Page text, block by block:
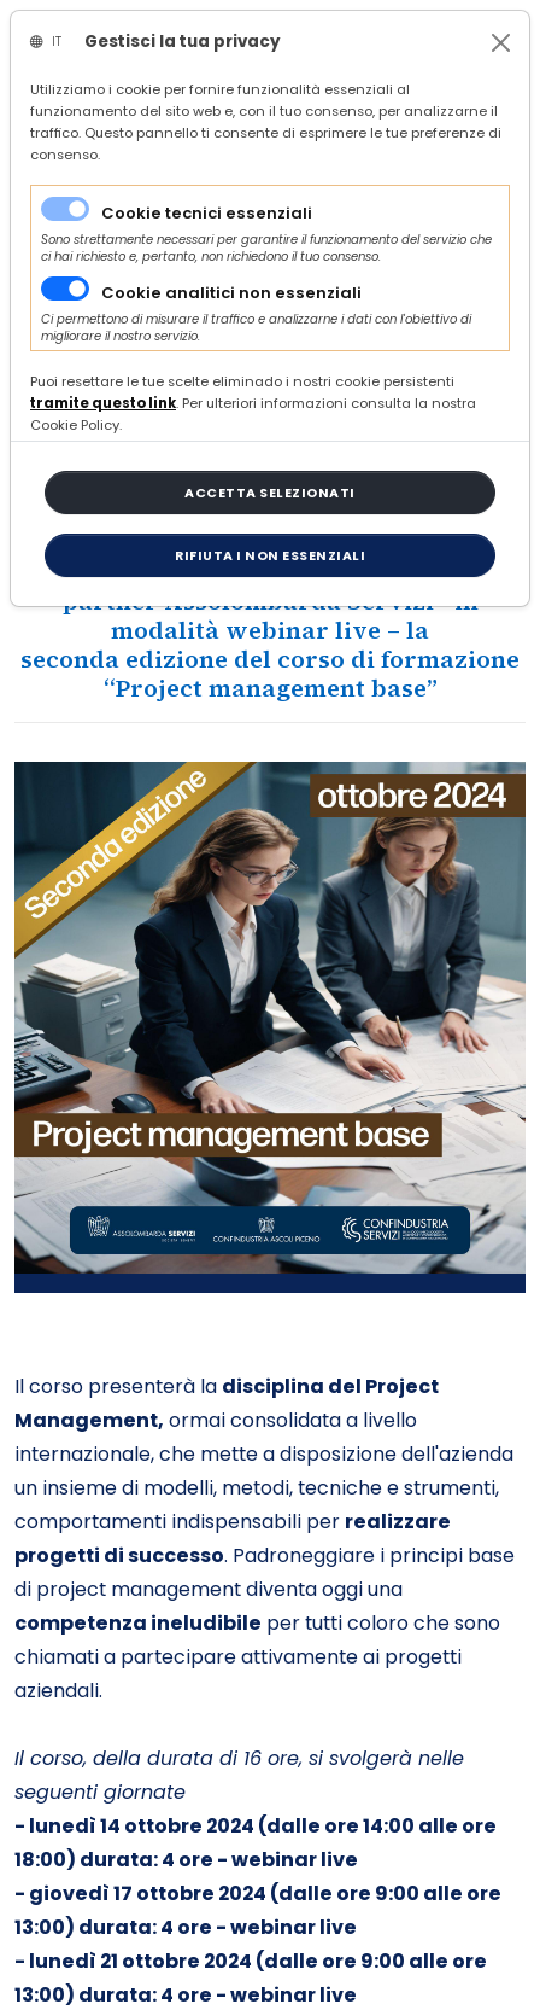
/ Confindustria Servizi
/ Servizi
/ Formazione
Corso di formazione “Project management base” - II edizione ottobre 2024
Di MariaSacconi
LUNEDÌ 16 SETTEMBRE 2024
Corso di formazione “Project
management base” - II edizione
ottobre 2024
Confindustria Servizi organizza in
collaborazione con il
partner Assolombarda Servizi - in
modalità webinar live – la
seconda edizione del corso di formazione
“Project management base”
Il corso presenterà la disciplina del Project
Management, ormai consolidata a livello
internazionale, che mette a disposizione dell'azienda
un insieme di modelli, metodi, tecniche e strumenti,
comportamenti indispensabili per realizzare
progetti di successo. Padroneggiare i principi base
di project management diventa oggi una
competenza ineludibile per tutti coloro che sono
chiamati a partecipare attivamente ai progetti
aziendali.
Il corso, della durata di 16 ore, si svolgerà nelle
seguenti giornate
- lunedì 14 ottobre 2024 (dalle ore 14:00 alle ore
18:00) durata: 4 ore - webinar live
- giovedì 17 ottobre 2024 (dalle ore 9:00 alle ore
13:00) durata: 4 ore - webinar live
- lunedì 21 ottobre 2024 (dalle ore 9:00 alle ore
13:00) durata: 4 ore - webinar live
IT Gestisci la tua privacy
Utilizziamo i cookie per fornire funzionalità essenziali al
funzionamento del sito web e, con il tuo consenso, per analizzarne il
traffico. Questo pannello ti consente di esprimere le tue preferenze di
consenso.
Cookie tecnici essenziali
Sono strettamente necessari per garantire il funzionamento del servizio che
ci hai richiesto e, pertanto, non richiedono il tuo consenso.
Cookie analitici non essenziali
Ci permettono di misurare il traffico e analizzarne i dati con l'obiettivo di
migliorare il nostro servizio.
Puoi resettare le tue scelte eliminado i nostri cookie persistenti
tramite questo link. Per ulteriori informazioni consulta la nostra
Cookie Policy.
ACCETTA SELEZIONATI
RIFIUTA I NON ESSENZIALI